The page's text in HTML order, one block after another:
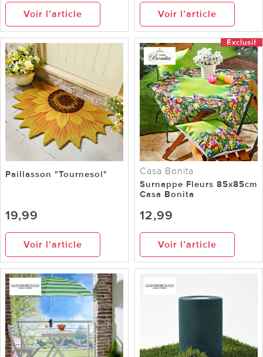
Voir l’article Voir l’article
Paillasson "Tournesol"
19,99
Voir l’article
Exclusif
Casa Bonita
Surnappe Fleurs 85x85cm
Casa Bonita
12,99
Voir l’article